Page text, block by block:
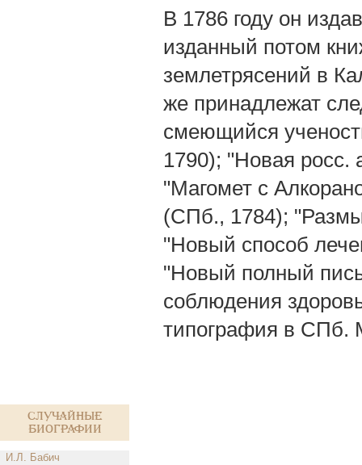
Случайные
биографии
И.Л. Бабич
В 1786 году он
изданный потом
землетрясений в
же принадлежат
смеющийся
1790); "Новая росс.
"Магомет с
(СПб., 1784);
"Новый способ
"Новый полный
соблюдения
типография в СПб.